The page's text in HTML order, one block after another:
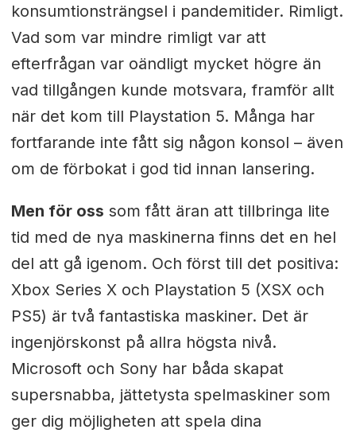
konsumtionsträngsel i pandemitider. Rimligt.
Vad som var mindre rimligt var att
efterfrågan var oändligt mycket högre än
vad tillgången kunde motsvara, framför allt
när det kom till Playstation 5. Många har
fortfarande inte fått sig någon konsol – även
om de förbokat i god tid innan lansering.
Men för oss som fått äran att tillbringa lite
tid med de nya maskinerna finns det en hel
del att gå igenom. Och först till det positiva:
Xbox Series X och Playstation 5 (XSX och
PS5) är två fantastiska maskiner. Det är
ingenjörskonst på allra högsta nivå.
Microsoft och Sony har båda skapat
supersnabba, jättetysta spelmaskiner som
ger dig möjligheten att spela dina